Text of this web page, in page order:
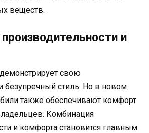
веществ.
и
свою
безупречный стиль. Но в новом
также обеспечивают комфорт
Комбинация
и комфорта становится главным